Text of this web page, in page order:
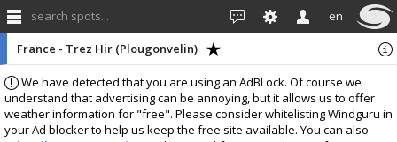
search spots... en
We have detected that you are using an AdBLock. Of course we
understand that advertising can be annoying, but it allows us to offer
weather information for "free". Please consider whitelisting Windguru in
your Ad blocker to help us keep the free site available. You can also
France - Trez Hir (Plougonvelin)